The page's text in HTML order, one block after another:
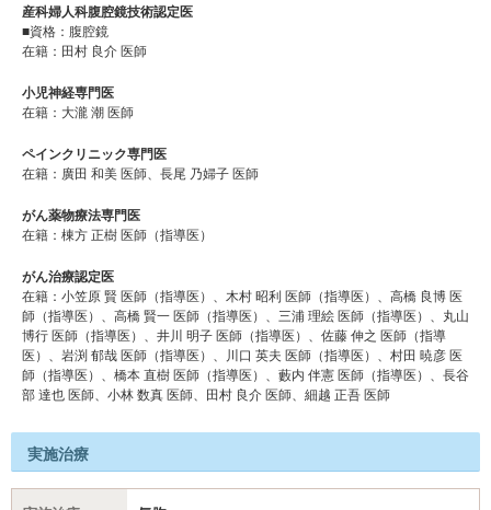
産科婦人科腹腔鏡技術認定医
■資格：腹腔鏡
在籍：田村 良介 医師
小児神経専門医
在籍：大瀧 潮 医師
ペインクリニック専門医
在籍：廣田 和美 医師、長尾 乃婦子 医師
がん薬物療法専門医
在籍：棟方 正樹 医師（指導医）
がん治療認定医
在籍：⼩笠原 賢 医師（指導医）、木村 昭利 医師（指導医）、高橋 良博 医
師（指導医）、高橋 賢⼀ 医師（指導医）、三浦 理絵 医師（指導医）、丸⼭
博⾏ 医師（指導医）、井川 明⼦ 医師（指導医）、佐藤 伸之 医師（指導
医）、岩渕 郁哉 医師（指導医）、川⼝ 英夫 医師（指導医）、村⽥ 暁彦 医
師（指導医）、橋本 直樹 医師（指導医）、藪内 伴憲 医師（指導医）、⻑⾕
部 達也 医師、⼩林 数真 医師、⽥村 良介 医師、細越 正吾 医師
実施治療